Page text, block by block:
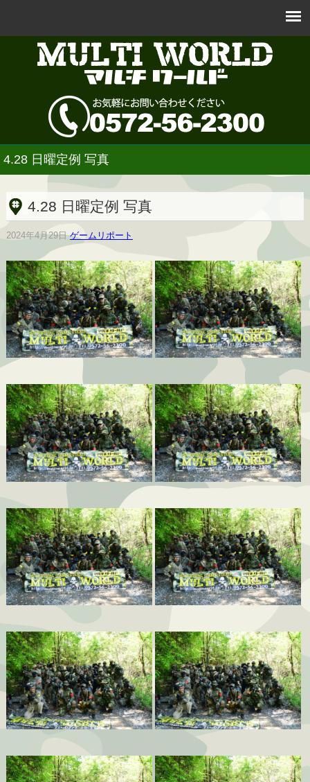
4.28 日曜定例 写真
4.28 日曜定例 写真
2024年4月29日 ゲームリポート